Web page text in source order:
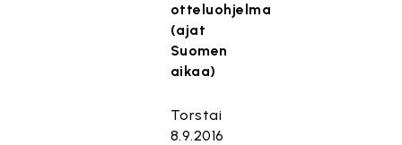
otteluohjelma
(ajat
Suomen
aikaa)
Torstai
8.9.2016